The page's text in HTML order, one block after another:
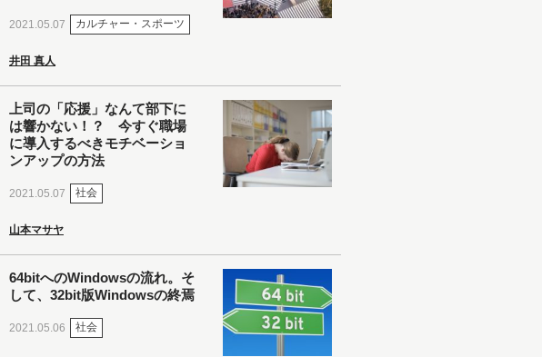
2021.05.07 カルチャー・スポーツ
井田 真人
上司の「応援」なんて部下に
は響かない！？ 今すぐ職場
に導入するべきモチベーショ
ンアップの方法
2021.05.07 社会
山本マサヤ
64bitへのWindowsの流れ。そ
して、32bit版Windowsの終焉
2021.05.06 社会